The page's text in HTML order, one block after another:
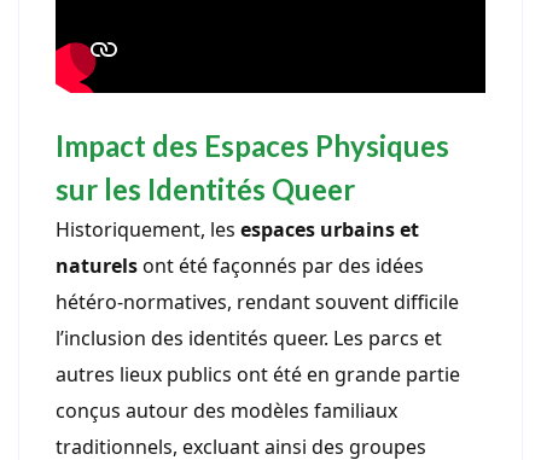
Impact des Espaces Physiques
sur les Identités Queer
Historiquement, les espaces urbains et
naturelsont été façonnés par des idées
hétéro-normatives, rendant souvent difficile
l’inclusion des identités queer. Les parcs et
autres lieux publics ont été en grande partie
conçus autour des modèles familiaux
traditionnels, excluant ainsi des groupes